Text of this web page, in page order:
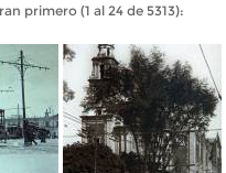
primero (1 al 24 de 5313):